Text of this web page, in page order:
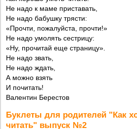
Не надо к маме приставать,
Не надо бабушку трясти:
«Прочти, пожалуйста, прочти!»
Не надо умолять сестрицу:
«Ну, прочитай еще страницу».
Не надо звать,
Не надо ждать,
А можно взять
И почитать!
Валентин Берестов
Буклеты для родителей "Как
читать" выпуск №2